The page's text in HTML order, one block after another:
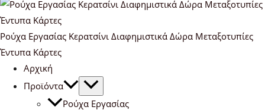
Ρούχα Εργασίας Κερατσίνι Διαφημιστικά Δώρα Μεταξοτυπίες
Έντυπα Κάρτες
Αρχική
Προϊόντα
Ρούχα Εργασίας